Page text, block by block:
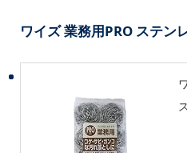
ワイズ 業務用PRO ステン